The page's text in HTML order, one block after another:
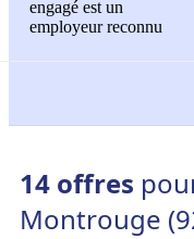
engagé est un
employeur reconnu
14 offres
Montrouge